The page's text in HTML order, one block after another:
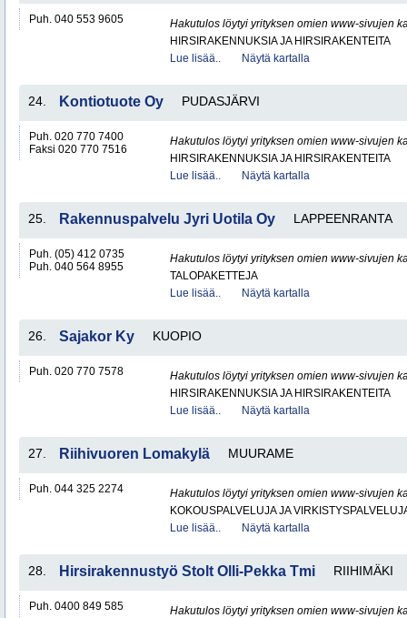
Puh. 040 553 9605
Hakutulos löytyi yrityksen omien www-sivujen
HIRSIRAKENNUKSIA JA HIRSIRAKENTEITA
Lue lisää..
Näytä kartalla
24. Kontiotuote Oy PUDASJÄRVI
Puh. 020 770 7400
Faksi 020 770 7516
Hakutulos löytyi yrityksen omien www-sivujen
HIRSIRAKENNUKSIA JA HIRSIRAKENTEITA
Lue lisää..
Näytä kartalla
25. Rakennuspalvelu Jyri Uotila Oy LAPPEENRANTA
Puh. (05) 412 0735
Puh. 040 564 8955
Hakutulos löytyi yrityksen omien www-sivujen
TALOPAKETTEJA
Lue lisää..
Näytä kartalla
26. Sajakor Ky KUOPIO
Puh. 020 770 7578
Hakutulos löytyi yrityksen omien www-sivujen
HIRSIRAKENNUKSIA JA HIRSIRAKENTEITA
Lue lisää..
Näytä kartalla
27. Riihivuoren Lomakylä MUURAME
Puh. 044 325 2274
Hakutulos löytyi yrityksen omien www-sivujen
KOKOUSPALVELUJA JA
Lue lisää..
Näytä kartalla
28. Hirsirakennustyö Stolt Olli-Pekka Tmi RIIHIMÄKI
Puh. 0400 849 585
Hakutulos löytyi yrityksen omien www-sivujen